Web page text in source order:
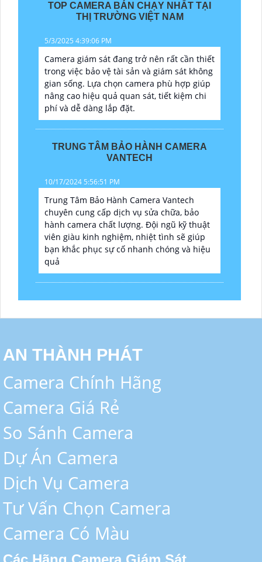
TOP CAMERA BÁN CHẠY NHẤT TẠI
THỊ TRƯỜNG VIỆT NAM
5/3/2025 4:39:06 PM
Camera giám sát đang trở nên rất cần thiết
trong việc bảo vệ tài sản và giám sát không
gian sống. Lựa chọn camera phù hợp giúp
nâng cao hiệu quả quan sát, tiết kiệm chi
phí và dễ dàng lắp đặt.
TRUNG TÂM BẢO HÀNH CAMERA
VANTECH
10/17/2024 5:56:51 PM
Trung Tâm Bảo Hành Camera Vantech
chuyên cung cấp dịch vụ sửa chữa, bảo
hành camera chất lượng. Đội ngũ kỹ thuật
viên giàu kinh nghiệm, nhiệt tình sẽ giúp
bạn khắc phục sự cố nhanh chóng và hiệu
quả
AN THÀNH PHÁT
Camera Chính Hãng
Camera Giá Rẻ
So Sánh Camera
Dự Án Camera
Dịch Vụ Camera
Tư Vấn Chọn Camera
Camera Có Màu